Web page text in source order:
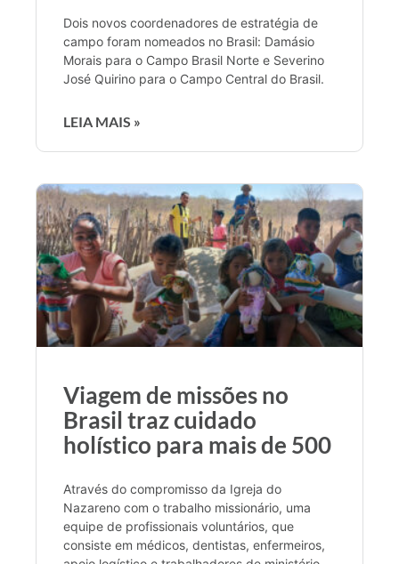
Dois novos coordenadores de estratégia de
campo foram nomeados no Brasil: Damásio
Morais para o Campo Brasil Norte e Severino
José Quirino para o Campo Central do Brasil.
LEIA MAIS »
Viagem de missões no
Brasil traz cuidado
holístico para mais de 500
Através do compromisso da Igreja do
Nazareno com o trabalho missionário, uma
equipe de profissionais voluntários, que
consiste em médicos, dentistas, enfermeiros,